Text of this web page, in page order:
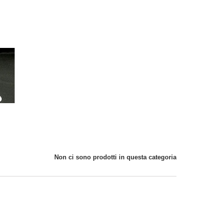
Non ci sono prodotti in questa categoria